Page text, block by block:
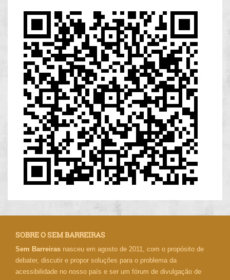
SOBRE O SEM BARREIRAS
Sem Barreiras nasceu em agosto de 2011, com o propósito de
debater, discutir e propor soluções para o problema da
acessibilidade no nosso país e ser um fórum de divulgação de